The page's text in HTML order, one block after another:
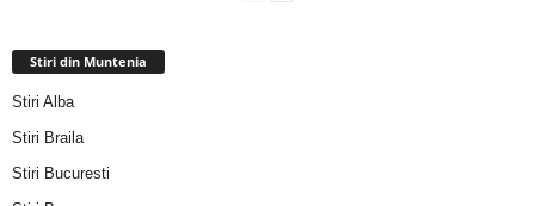
Stiri din Muntenia
Stiri Alba
Stiri Braila
Stiri Bucuresti